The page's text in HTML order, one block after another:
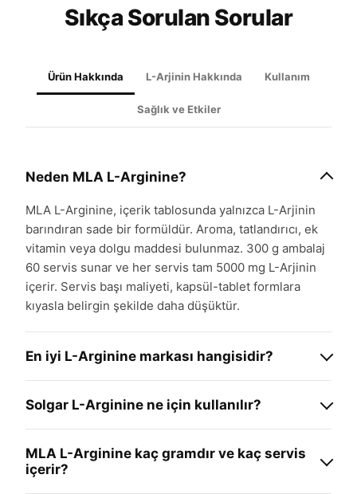
Sıkça Sorulan Sorular
Ürün Hakkında L-Arjinin Hakkında Kullanım
Sağlık ve Etkiler
Neden MLA L-Arginine?
MLA L-Arginine, içerik tablosunda yalnızca L-Arjinin
barındıran sade bir formüldür. Aroma, tatlandırıcı, ek
vitamin veya dolgu maddesi bulunmaz. 300 g ambalaj
60 servis sunar ve her servis tam 5000 mg L-Arjinin
içerir. Servis başı maliyeti, kapsül-tablet formlara
kıyasla belirgin şekilde daha düşüktür.
En iyi L-Arginine markası hangisidir?
Arjinin yer alan, gramaj ve servis başı amino asit
miktarını şeffaf paylaşan ve laboratuvar analizleriyle
saflığı doğrulanan markalardır. Marka adı yerine
etikette belirtilen servis başı miligram miktarına ve
Solgar L-Arginine ne için kullanılır?
takviyeleri gibi nitrik oksit öncüsü olarak amino asit
desteği sağlamak amacıyla kullanılır. Kullanım amacı
MLA L-Arginine kaç gramdır ve kaç servis
içerir?